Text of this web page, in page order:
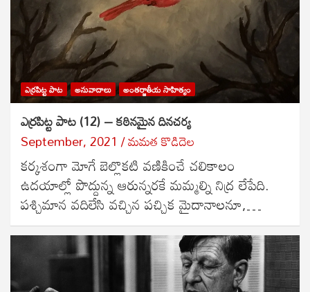
ఎర్రపిట్ట పాట అనువాదాలు అంతర్జాతీయ సాహిత్యం
ఎర్రపిట్ట పాట (12) – కఠినమైన దినచర్య
September, 2021 మమత కొడిదెల
కర్కశంగా మోగే బెల్లొకటి వణికించే చలికాలం
ఉదయాల్లో పొద్దున్న ఆరున్నరకే మమ్మల్ని నిద్ర లేపేది.
పశ్చిమాన వదిలేసి వచ్చిన పచ్చిక మైదానాలనూ,…